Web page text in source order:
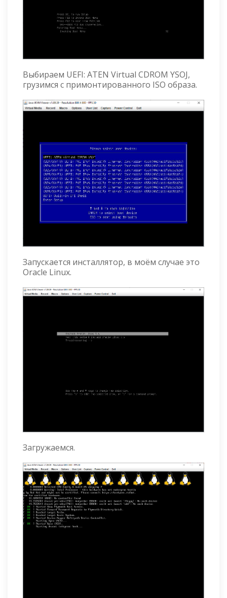
Выбираем UEFI: ATEN Virtual CDROM YSOJ,
грузимся с примонтированного ISO образа.
Запускается инсталлятор, в моём случае это
Oracle Linux.
Загружаемся.